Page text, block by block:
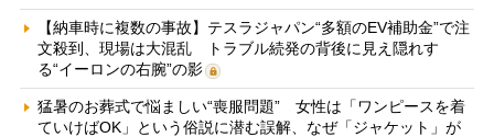
【納車時に複数の事故】テスラジャパン“多額のEV補助金”で注
文殺到、現場は大混乱 トラブル続発の背後に見え隠れす
る“イーロンの右腕”の影
猛暑のお葬式で悩ましい“喪服問題” 女性は「ワンピースを着
ていけばOK」という俗説に潜む誤解、なぜ「ジャケット」が